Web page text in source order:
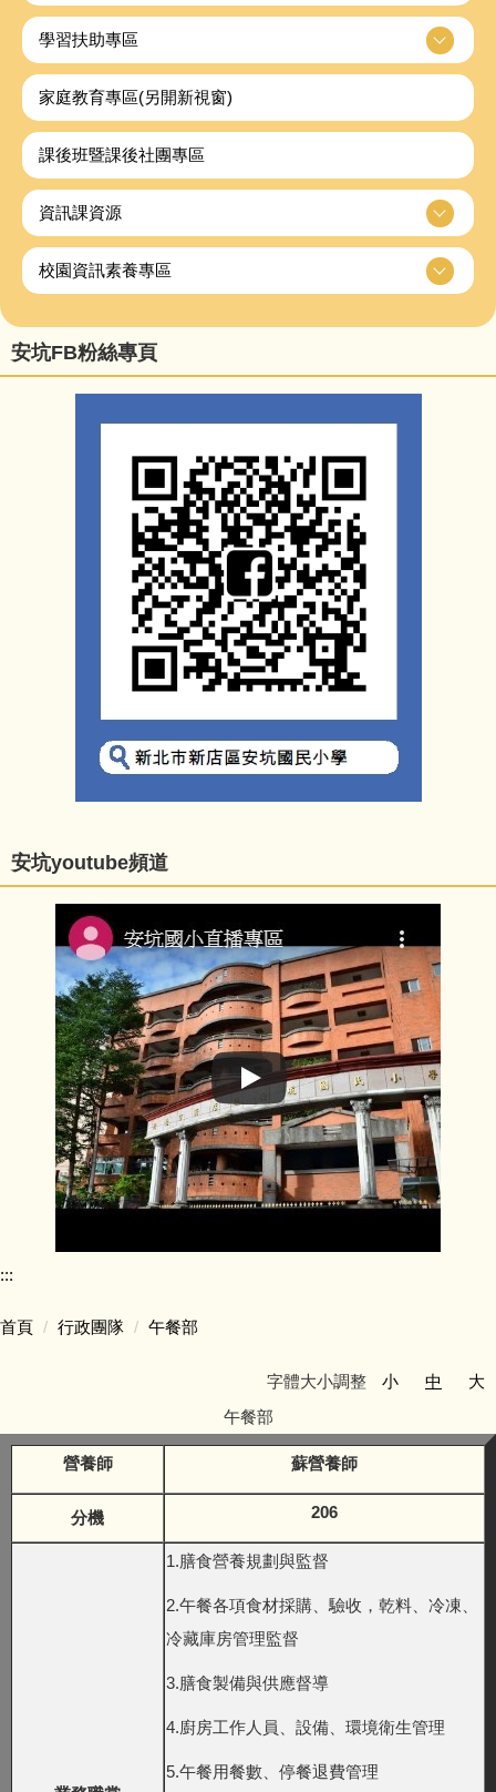
學習扶助專區
家庭教育專區(另開新視窗)
課後班暨課後社團專區
資訊課資源
校園資訊素養專區
安坑FB粉絲專頁
安坑youtube頻道
:::
首頁 行政團隊 午餐部
字體大小調整 小 中
大
午餐部
營養師 蘇營養師
分機 206
1.膳食營養規劃與監督
2.午餐各項食材採購、驗收，乾料、冷凍、
冷藏庫房管理監督
3.膳食製備與供應督導
4.廚房工作人員、設備、環境衛生管理
5.午餐用餐數、停餐退費管理